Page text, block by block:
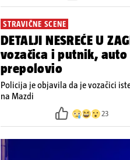
STRAVIČNE SCENE
DETALJI NESREĆE U
vozačica i putnik, auto
prepolovio
Policija je objavila da je vozačici
na Mazdi
23